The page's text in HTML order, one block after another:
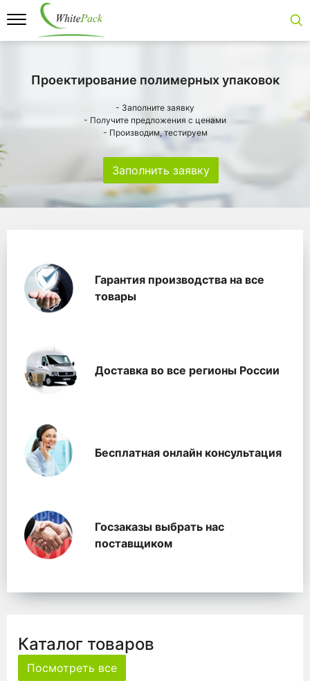
Проектирование полимерных упаковок
- Заполните заявку
- Получите предложения с ценами
- Производим, тестируем
Заполнить заявку
WhitePackГарантия производства на все
товары
Доставка во все регионы России
Бесплатная онлайн консультация
Госзаказы выбрать нас
поставщиком
Каталог товаров
Посмотреть все